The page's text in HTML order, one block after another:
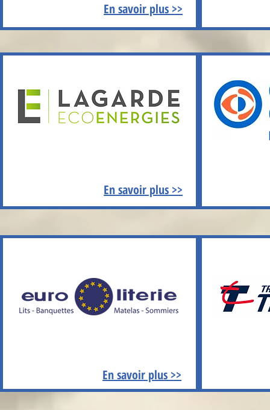
En savoir plus >>
En savoir plus >>
En savoir plus >>